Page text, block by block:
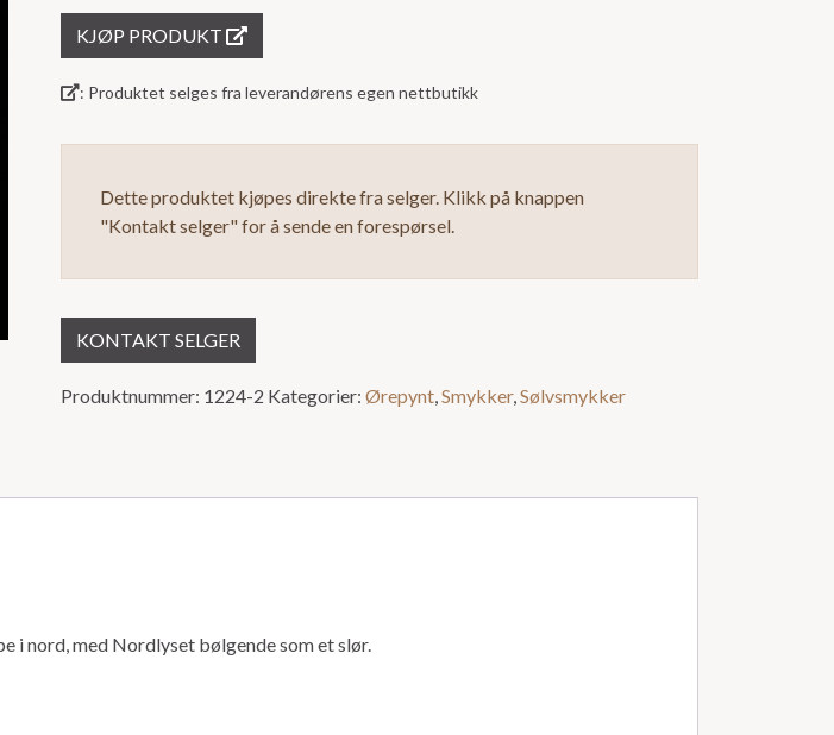
avKJØP PRODUKT
: Produktet selges fra leverandørens egen nettbutikk
Dette produktet kjøpes direkte fra selger. Klikk på knappen
"Kontakt selger" for å sende en forespørsel.
KONTAKT SELGER
Produktnummer: 1224-2 Kategorier:Ørepynt,Smykker,Sølvsmykker
i nord, med Nordlyset bølgende som et slør.